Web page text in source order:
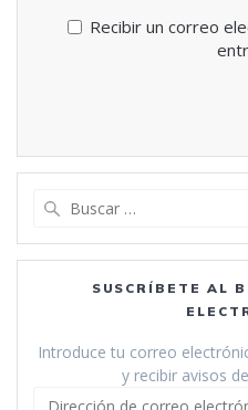
Recibir un correo
SUSCRÍBETE AL
Introduce tu correo
y recibir avisos